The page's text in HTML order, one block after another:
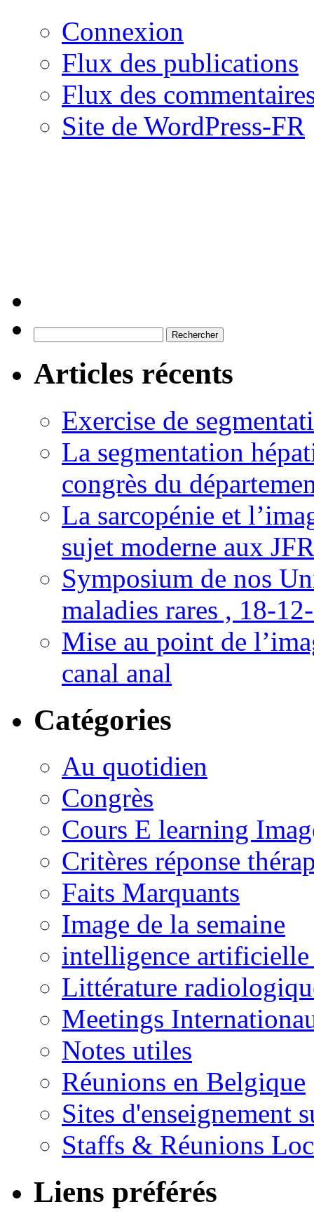
Connexion
Flux des publications
Flux des
Site de WordPress-FR
Articles récents
Exercise de
La segmentation
congrès du
La sarcopénie et
sujet moderne aux
Symposium de nos
maladies rares , 18-
Mise au point de
canal anal
Catégories
Au quotidien
Congrès
Cours E learning
Critères réponse
Faits Marquants
Image de la semaine
intelligence
Littérature
Meetings
Notes utiles
Réunions en Belgique
Sites d'enseignement
Staffs & Réunions
Liens préférés